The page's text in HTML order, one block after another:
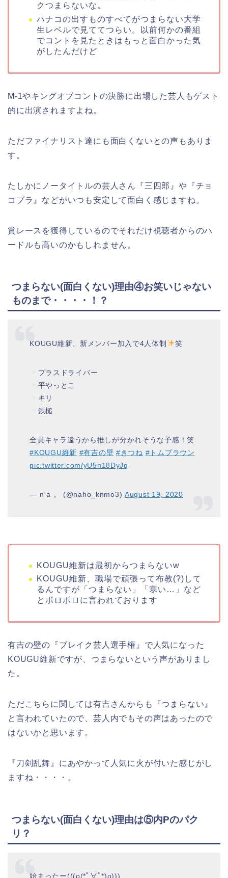
ク つまらないな。
ハナコ の出すものすべてがつまらない大学
生レベルで見ててつらい。以前何かの番組
でコントを見たときはもっと面白かった気
がしたんだけど
M-1やキングオブコントの決勝に出場した芸人もゲスト
的に出演されますよね。
ただファイナリスト達にも面白くないとの声もありま
す。
たしかにノータイトルの芸人さん『三四郎』や『チョ
コプラ』などがいつも安定して面白く感じますね。
賞レースを獲得しているのでそれだけ視聴者からのハ
ードルも高いのかもしれません。
つまらない(面白くない)理由④お笑いじゃない
ものまで・・・・！？
KOUGU維新、新メンバー加入で4人体制 笑
プラスドライバー
平やっとこ
キリ
鉄槌
全員キャラ違うから推しが分かれそうな予感！笑
#KOUGU維新 #有吉の壁 #きつね #トムブラウン
pic.twitter.com/yU5n18DyJq
— n a 。 (@naho_knmo3)August 19, 2020
KOUGU維新は最初からつまらないw
KOUGU維新 、職場で頑張って布教(?)して
るんですが「 つまらない 」「寒い…」など
とボロボロに言われております
有吉の壁の『ブレイク芸人選手権』で人気になった
KOUGU維新ですが、つまらないという声がありまし
た。
ただこちらに関しては有吉さんからも『つまらない』
と言われていたので、芸人内でもその声はあったので
はないかと思います。
『刀剣乱舞』にあやかって人気に火が付いた感じがし
ますね・・・・。
つまらない(面白くない)理由は⑤内Pのパク
リ？
始まったー(((o(*ﾟ∀ﾟ*)o)))